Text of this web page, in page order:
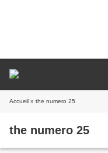
Accueil » the numero 25
the numero 25